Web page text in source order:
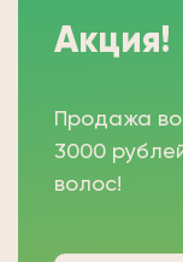
Акция!
Продажа
3000
волос!